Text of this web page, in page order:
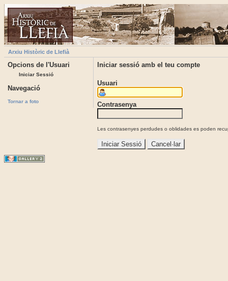
Arxiu Històric de Llefià
Opcions de l'Usuari
Iniciar Sessió
Navegació
Tornar a foto
Iniciar sessió amb el teu compte
Usuari
Contrasenya
Les contrasenyes perdudes o oblidades es poden